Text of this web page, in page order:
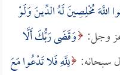
اللَّهَ مُخْلِصِينَ لَهُ الدِّينَ وَلَوْ
وَقَضَى رَبُّكَ أَلَّا
لِلَّهِ فَلا تَدْعُوا مَعَ